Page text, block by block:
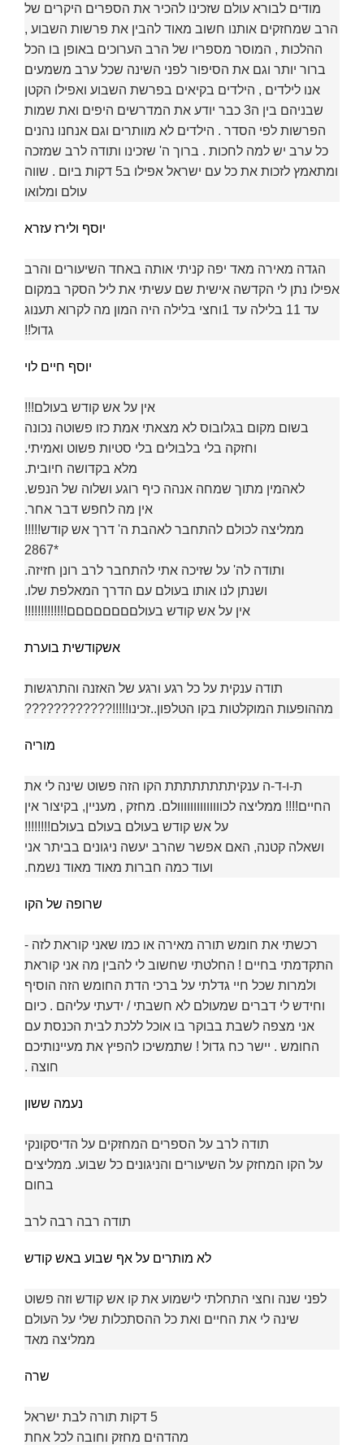
מודים לבורא עולם שזכינו להכיר את הספרים היקרים של
הרב שמחזקים אותנו חשוב מאוד להבין את פרשות השבוע ,
ההלכות , המוסר מספריו של הרב הערוכים באופן בו הכל
ברור יותר וגם את הסיפור לפני השינה שכל ערב משמעים
אנו לילדים , הילדים בקיאים בפרשת השבוע ואפילו הקטן
שבניהם בין ה3 כבר יודע את המדרשים היפים ואת שמות
הפרשות לפי הסדר . הילדים לא מוותרים וגם אנחנו נהנים
כל ערב יש למה לחכות . ברוך ה' שזכינו ותודה לרב שמזכה
ומתאמץ לזכות את כל עם ישראל אפילו ב5 דקות ביום . שווה
עולם ומלואו
יוסף ולירז עזרא
הגדה מאירה מאד יפה קניתי אותה באחד השיעורים והרב
אפילו נתן לי הקדשה אישית שם עשיתי את ליל הסקר במקום
עד 11 בלילה עד 1וחצי בלילה היה המון מה לקרוא תענוג
גדול!!
יוסף חיים לוי
אין על אש קודש בעולם!!!
בשום מקום בגלובוס לא מצאתי אמת כזו פשוטה נכונה
וחזקה בלי בלבולים בלי סטיות פשוט ואמיתי.
מלא בקדושה חיובית.
לאהמין מתוך שמחה אנהה כיף רוגע ושלוה של הנפש.
אין מה לחפש דבר אחר.
ממליצה לכולם להתחבר לאהבת ה' דרך אש קודש!!!!!
*2867
ותודה לה' על שזיכה אתי להתחבר לרב רונן חזיזה.
ושנתן לנו אותו בעולם עם הדרך המאלפת שלו.
אין על אש קודש בעולםםםםםםםם!!!!!!!!!!!!!
אשקודשית בוערת
תודה ענקית על כל רגע ורגע של האזנה והתרגשות
מההופעות המוקלטות בקו הטלפון..זכינו!!!!!????????????
מוריה
ת-ו-ד-ה ענקיתתתתתתתת הקו הזה פשוט שינה לי את
החיים!!!! ממליצה לכוווווווווווווולם. מחזק , מעניין, בקיצור אין
על אש קודש בעולם בעולם בעולם!!!!!!!!
ושאלה קטנה, האם אפשר שהרב יעשה ניגונים בביתר אני
ועוד כמה חברות מאוד מאוד נשמח.
שרופה של הקו
רכשתי את חומש תורה מאירה או כמו שאני קוראת לזה -
התקדמתי בחיים ! החלטתי שחשוב לי להבין מה אני קוראת
ולמרות שכל חיי גדלתי על ברכי הדת החומש הזה הוסיף
וחידש לי דברים שמעולם לא חשבתי / ידעתי עליהם . כיום
אני מצפה לשבת בבוקר בו אוכל ללכת לבית הכנסת עם
החומש . יישר כח גדול ! שתמשיכו להפיץ את מעיינותיכם
חוצה .
נעמה ששון
תודה לרב על הספרים המחזקים על הדיסקונקי
על הקו המחזק על השיעורים והניגונים כל שבוע. ממליצים
בחום
תודה רבה רבה לרב
לא מותרים על אף שבוע באש קודש
לפני שנה וחצי התחלתי לישמוע את קו אש קודש וזה פשוט
שינה לי את החיים ואת כל ההסתכלות שלי על העולם
ממליצה מאד
שרה
5 דקות תורה לבת ישראל
מהדהים מחזק וחובה לכל אחת